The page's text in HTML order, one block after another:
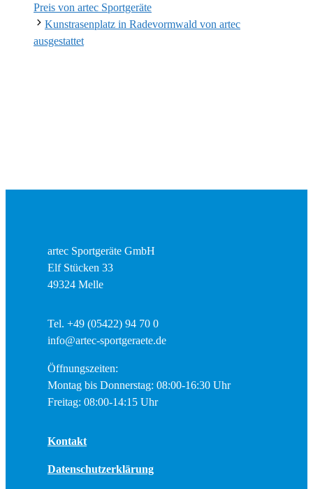
Preis von artec Sportgeräte
Kunstrasenplatz in Radevormwald von artec
ausgestattet
artec Sportgeräte GmbH
Elf Stücken 33
49324 Melle
Tel. +49 (05422) 94 70 0
info@artec-sportgeraete.de
Öffnungszeiten:
Montag bis Donnerstag: 08:00-16:30 Uhr
Freitag: 08:00-14:15 Uhr
Kontakt
Datenschutzerklärung